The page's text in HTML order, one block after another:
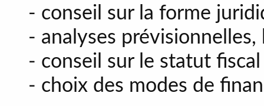
- conseil sur la forme
- analyses prévisionnelles,
- conseil sur le statut
- choix des modes de